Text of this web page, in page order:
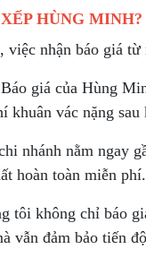
HÙNG MINH?
nhận báo giá
Báo giá của Hùng
vác nặng
nhánh nằm ngay
hoàn toàn miễn phí.
tôi không chỉ báo
vẫn đảm bảo tiến